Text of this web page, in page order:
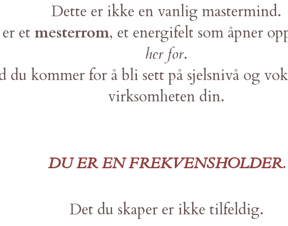
Dette er ikke en vanlig mastermind.
et mesterrom, et energifelt som åpner
her for.
du kommer for å bli sett på sjelsnivå og
virksomheten din.
DU ER EN FREKVENSHOLDER.
Det du skaper er ikke tilfeldig.